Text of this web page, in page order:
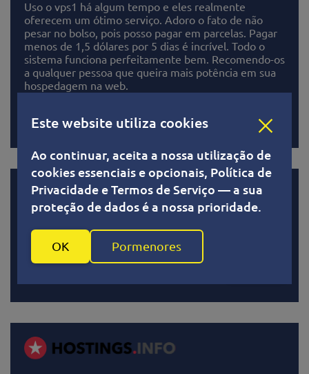
Uso o vps1 há algum tempo e eles realmente
oferecem um ótimo serviço. Adoro o fato de não
pesar no bolso, pois posso pagar em parcelas. Pagar
menos de 1,5 dólares por 5 dias é incrível. Todo o
sistema funciona perfeitamente bem. Recomendo-os
a qualquer pessoa que queira mais potência em sua
hospedagem na web.
Ler
O VPS1 é o melhor serviço para vps, com alta
qualidade, preço baixo e o melhor suporte.
Este website utiliza cookies
Ao continuar, aceita a nossa utilização de
cookies essenciais e opcionais, Política de
Privacidade e Termos de Serviço — a sua
proteção de dados é a nossa prioridade.
OK Pormenores